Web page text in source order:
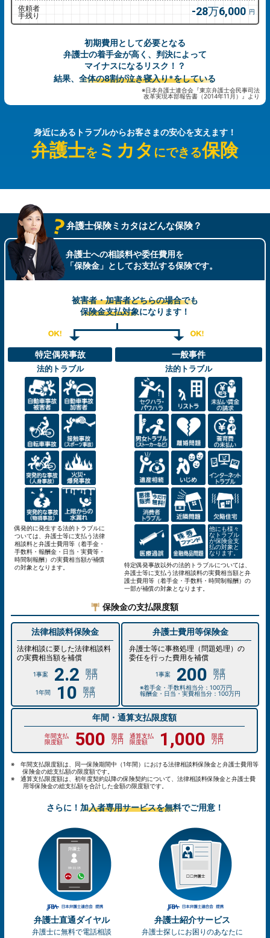
依頼者
手残り
28万6,000 円
初期費用として必要となる
弁護士の着手金が高く、判決によって
マイナスになるリスク！？
結果、全体の8割が泣き寝入り※をしている
※日本弁護士連合会『東京弁護士会民事司法
改革実現本部報告書（2014年11月）』より
身近にあるトラブルからお客さまの安心を支えます！
弁護士を ミカタ にできる保険
弁護士保険ミカタはどんな保険？
弁護士への相談料や委任費用を
「保険金」としてお支払する保険です。
被害者・加害者どちらの場合でも
保険金支払対象になります！
特定偶発事故
法的トラブル
偶発的に発生する法的トラブルに
ついては、弁護士等に支払う法律
相談料と弁護士費用等（着手金・
手数料・報酬金・日当・実費等・
時間制報酬）の実費相当額が補償
の対象となります。
一般事件
法的トラブル
他にも様々
なトラブル
が保険金支
払の対象と
なります。
特定偶発事故以外の法的トラブルについては、
弁護士等に支払う法律相談料の実費相当額と弁
護士費用等（着手金・手数料・時間制報酬）の
一部が補償の対象となります。
保険金の支払限度額
法律相談料保険金
法律相談に要した法律相談料
の実費相当額を補償
1事案 2.2 万円
1年間 10 万円
弁護士費用等保険金
弁護士等に事務処理（問題処理）の
委任を行った費用を補償
1事案 200
万円
※着手金・手数料相当分：100万円
報酬金・日当・実費相当分：100万円
年間・通算支払限度額
年間支払
限度額
500 万円
通算支払
限度額
1,000 万円
※ 年間支払限度額は、同一保険期間中（1年間）における法律相談料保険金と弁護士費用等
保険金の総支払額の限度額です。
※ 通算支払限度額は、初年度契約以降の保険契約について、法律相談料保険金と弁護士費
用等保険金の総支払額を合計した金額の限度額です。
さらに！ 加入者専用サービスを無料でご用意！
弁護士直通ダイヤル
弁護士に無料で電話相談
弁護士紹介サービス
弁護士探しにお困りのあなたに